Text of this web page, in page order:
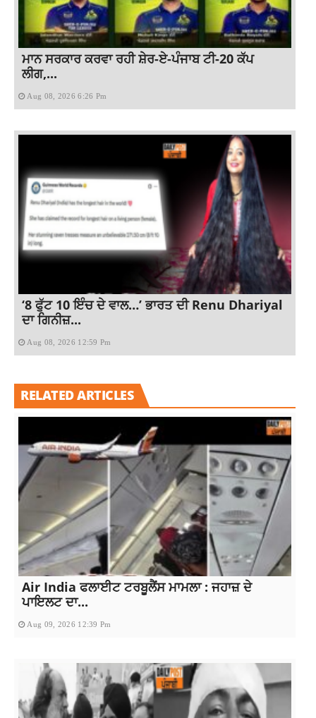
ਮਾਨ ਸਰਕਾਰ ਕਰਵਾ ਰਹੀ ਸ਼ੇਰ-ਏ-ਪੰਜਾਬ ਟੀ-20 ਕੱਪ
ਲੀਗ,...
Aug 08, 2026 6:26 Pm
‘8 ਫੁੱਟ 10 ਇੰਚ ਦੇ ਵਾਲ…’ ਭਾਰਤ ਦੀ Renu Dhariyal
ਦਾ ਗਿਨੀਜ਼...
Aug 08, 2026 12:59 Pm
RELATED ARTICLES
Air India ਫਲਾਈਟ ਟਰਬੂਲੈਂਸ ਮਾਮਲਾ : ਜਹਾਜ਼ ਦੇ
ਪਾਇਲਟ ਦਾ...
Aug 09, 2026 12:39 Pm